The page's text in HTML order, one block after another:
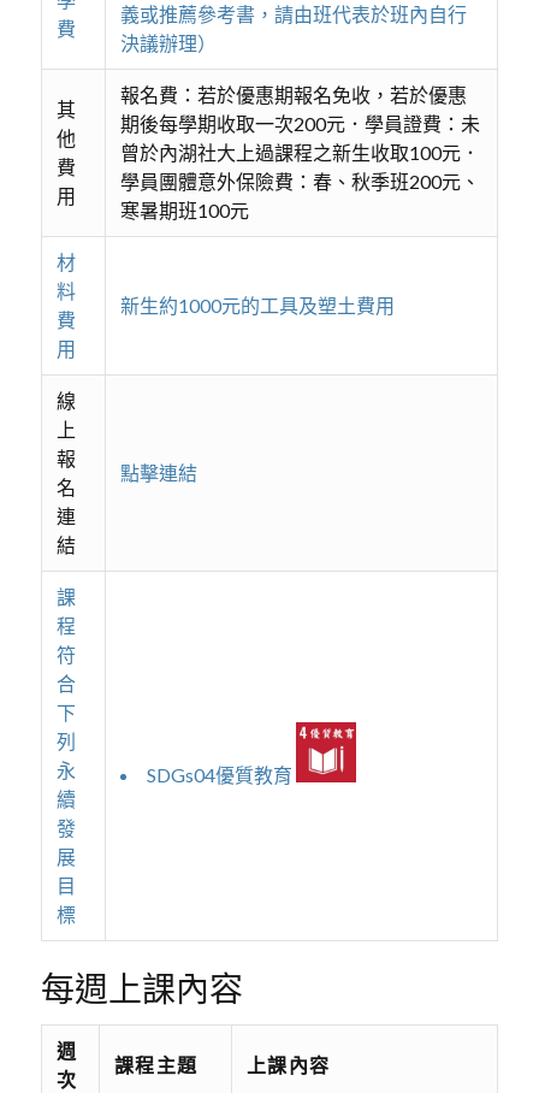
費
義或推薦參考書，請由班代表於班內自行
決議辦理）
其
他
費
用
報名費：若於優惠期報名免收，若於優惠
期後每學期收取一次200元．學員證費：未
曾於內湖社大上過課程之新生收取100元．
學員團體意外保險費：春、秋季班200元、
寒暑期班100元
材
料
費
用
新生約1000元的工具及塑土費用
線
上
報
名
連
結
點擊連結
課
程
符
合
下
列
永
續
發
展
目
標
SDGs04優質教育
每週上課內容
週
次
課程主題 上課內容